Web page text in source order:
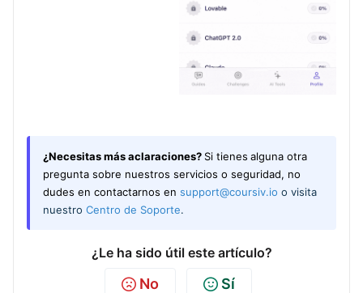
¿Necesitas más aclaraciones? Si tienes alguna otra
pregunta sobre nuestros servicios o seguridad, no
dudes en contactarnos en support@coursiv.io o visita
nuestro Centro de Soporte.
¿Le ha sido útil este artículo?
No Sí